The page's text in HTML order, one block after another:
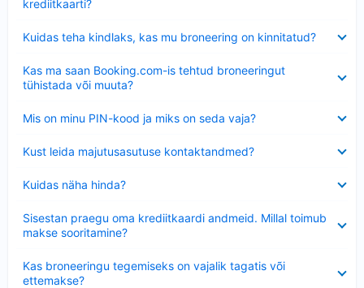
krediitkaarti?
Kuidas teha kindlaks, kas mu broneering on kinnitatud?
Kas ma saan Booking.com-is tehtud broneeringut
tühistada või muuta?
Mis on minu PIN-kood ja miks on seda vaja?
Kust leida majutusasutuse kontaktandmed?
Kuidas näha hinda?
Sisestan praegu oma krediitkaardi andmeid. Millal toimub
makse sooritamine?
Kas broneeringu tegemiseks on vajalik tagatis või
ettemakse?